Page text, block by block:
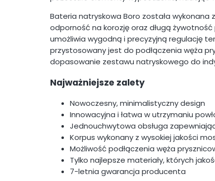
Bateria natryskowa Boro została wykonana
odporność na korozję oraz długą
umożliwia wygodną i precyzyjną regulację
przystosowany jest do podłączenia węża
dopasowanie zestawu natryskowego do
Najważniejsze zalety
Nowoczesny, minimalistyczny design
Innowacyjna i łatwa w utrzymaniu
Jednouchwytowa obsługa
Korpus wykonany z wysokiej jakości
Możliwość podłączenia węża
Tylko najlepsze materiały, których
7-letnia gwarancja producenta